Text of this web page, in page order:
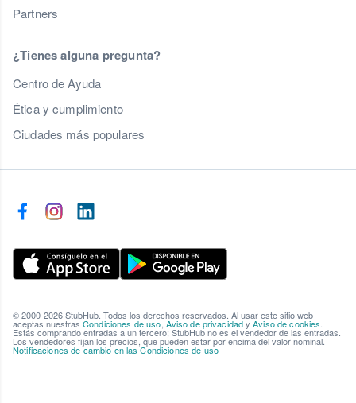
Partners
¿Tienes alguna pregunta?
Centro de Ayuda
Ética y cumplimiento
Ciudades más populares
© 2000-2026 StubHub. Todos los derechos reservados. Al usar este sitio web
aceptas nuestras Condiciones de uso Aviso de privacidadyAviso de cookies
Estás comprando entradas a un tercero; StubHub no es el vendedor de las entradas.
Los vendedores fijan los precios, que pueden estar por encima del valor nominal.
Notificaciones de cambio en las Condiciones de uso